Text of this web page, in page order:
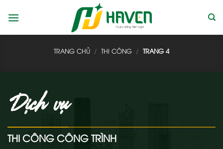
qua
TRANG CHỦ / THI CÔNG / TRANG 4
Dịch vụ
THI CÔNG CÔNG TRÌNH